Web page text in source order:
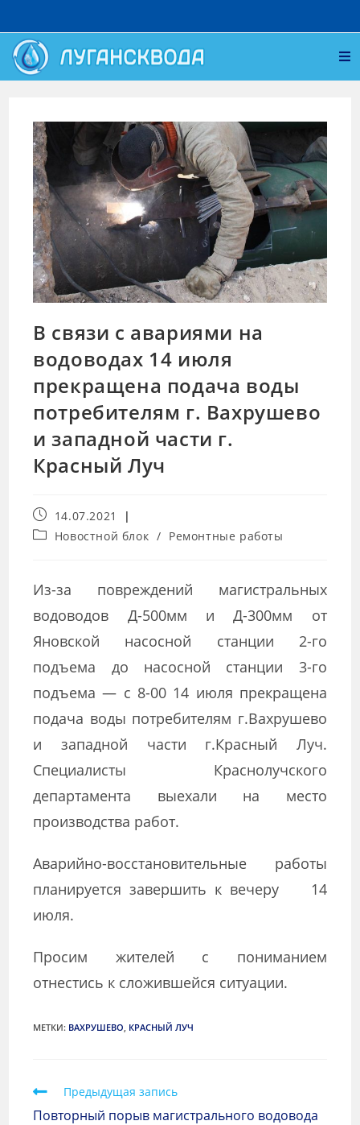
В связи с авариями на
водоводах 14 июля
прекращена подача воды
потребителям г. Вахрушево
и западной части г.
Красный Луч
14.07.2021
Новостной блок / Ремонтные работы
Из-за повреждений магистральных
водоводов Д-500мм и Д-300мм от
Яновской насосной станции 2-го
подъема до насосной станции 3-го
подъема — с 8-00 14 июля прекращена
подача воды потребителям г.Вахрушево
и западной части г.Красный Луч.
Специалисты Краснолучского
департамента выехали на место
производства работ.
Аварийно-восстановительные работы
планируется завершить к вечеру 14
июля.
Просим жителей с пониманием
отнестись к сложившейся ситуации.
МЕТКИ: ВАХРУШЕВО КРАСНЫЙ ЛУЧ
Предыдущая запись
Повторный порыв магистрального водовода